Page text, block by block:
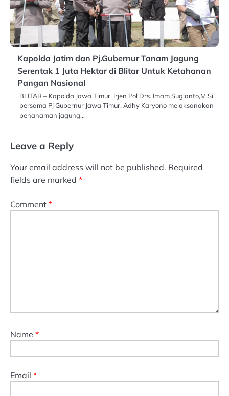
Kapolda Jatim dan Pj.Gubernur Tanam Jagung
Serentak 1 Juta Hektar di Blitar Untuk Ketahanan
Pangan Nasional
BLITAR – Kapolda Jawa Timur, Irjen Pol Drs. Imam Sugianto,M.Si
bersama Pj Gubernur Jawa Timur, Adhy Karyono melaksanakan
penanaman jagung…
Leave a Reply
Your email address will not be published. Required
fields are marked *
Comment *
Name *
Email *